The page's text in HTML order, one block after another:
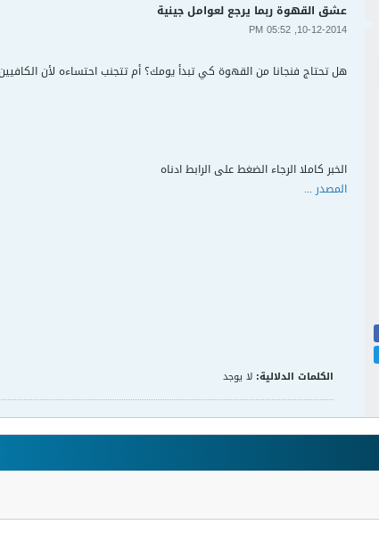
عشق القهوة ربما يرجع لعوامل جينية
10-12-2014, 05:52 PM
هل تحتاج فنجانا من القهوة كي تبدأ يومك؟ أم تتجنب احتساءه لأن
الخبر كاملا الرجاء الضغط على الرابط ادناه
المصدر ...
الكلمات الدلالية: لا يوجد